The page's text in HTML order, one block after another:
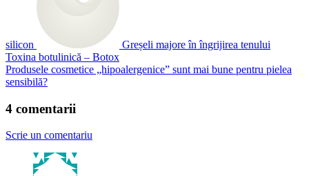
silicon
Greșeli majore în îngrijirea tenului
Toxina botulinică – Botox
Produsele cosmetice „hipoalergenice” sunt mai bune pentru pielea
sensibilă?
4 comentarii
Scrie un comentariu